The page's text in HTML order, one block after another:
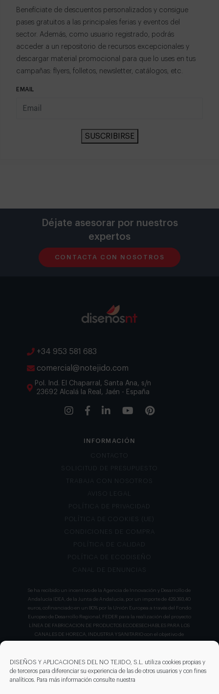
DISEÑOS Y APLICACIONES DEL NO TEJIDO, S.L. utiliza cookies propias y
de terceros para diferenciar su experiencia de las de otros usuarios y con fines
analíticos. Para más información consulte nuestra
Benefíciate de descuentos personalizados y consigue
pases gratuitos a las principales ferias y eventos del
sector. Además, como usuario registrado, podrás
acceder a un repositorio de recursos excepcionales y
descargar material promocional para que lo uses en tus
campañas: flyers, folletos, newsletter, catálogos, etc.
EMAIL
SUSCRIBIRSE
Déjate asesorar por nuestros
expertos
CONTACTA CON NOSOTROS
+34 953 581 683
comercial@notejido.com
Pol. Ind. El Chaparral, Santa Ana, s/n
23692 Alcalá la Real, Jaén - España
INFORMACIÓN
CONTACTO
SOLICITUD DE PRESUPUESTO
TRABAJA CON NOSOTROS
AVISO LEGAL
POLÍTICA DE PRIVACIDAD
POLÍTICA DE COOKIES (UE)
CONDICIONES DE COMPRA
POLÍTICA DE CALIDAD
POLÍTICA DE ECODISEÑO
CANAL DE DENUNCIAS
Se ha recibido un incentivo de la Agencia de Innovación y Desarrollo de
Andalucía IDEA, de la Junta de Andalucía, por un importe de 429.393,40
euros, cofinanciado en un 80% por la Unión Europea a través del Fondo
Europeo de Desarrollo Regional, FEDER para la realización del proyecto
LÍNEA DE FABRICACION DE PRODUCTOS ECODESECHABLES PARA LOS
CANALES DE HORECA, INDUSTRIA Y SANITARIO con el objetivo de